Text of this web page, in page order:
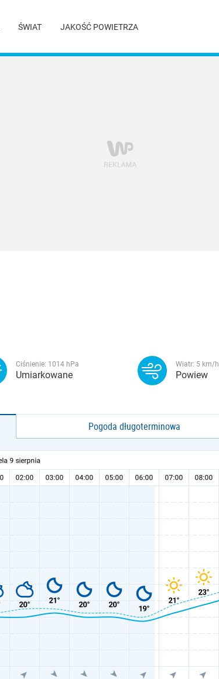
ŚWIAT JAKOŚĆ POWIETRZA
Ciśnienie: 1014 hPa
Umiarkowane
Wiatr: 5 km/h
Powiew
Pogoda długoterminowa